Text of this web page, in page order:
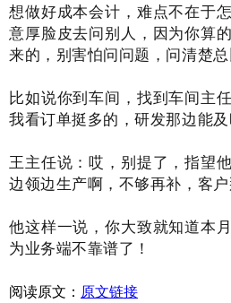
想做好成本会计，难点不在于
意厚脸皮去问别人，因为你算
来的，别害怕问问题，问清楚总
比如说你到车间，找到车间主
我看订单挺多的，研发那边能
王主任说：哎，别提了，指望
边领边生产啊，不够再补，客户
他这样一说，你大致就知道本
为业务端不靠谱了！
阅读原文： 原文链接